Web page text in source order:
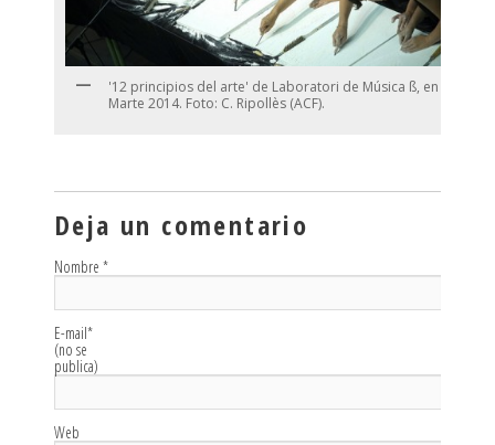
'12 principios del arte' de Laboratori de Música ß, en
Marte 2014. Foto: C. Ripollès (ACF).
Deja un comentario
Nombre *
E-mail*
(no se
publica)
Web